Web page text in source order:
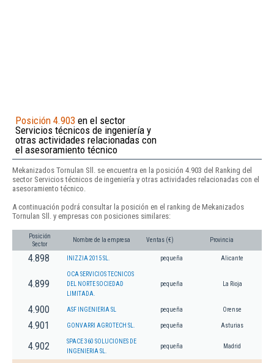
Posición 4.903 en el sector
Servicios técnicos de ingeniería y
otras actividades relacionadas con
el asesoramiento técnico
Mekanizados Tornulan Sll. se encuentra en la posición 4.903 del Ranking del
sector Servicios técnicos de ingeniería y otras actividades relacionadas con el
asesoramiento técnico.
A continuación podrá consultar la posición en el ranking de Mekanizados
Tornulan Sll. y empresas con posiciones similares:
Posición
Sector
Nombre de la empresa Ventas (€) Provincia
4.898 INIZZIA 2015 SL. pequeña Alicante
4.899
OCA SERVICIOS TECNICOS
DEL NORTE SOCIEDAD
LIMITADA.
pequeña La Rioja
4.900 ASF INGENIERIA SL pequeña Orense
4.901 GONVARRI AGROTECH SL. pequeña Asturias
4.902
SPACE 360 SOLUCIONES DE
INGENIERIA SL.
pequeña Madrid